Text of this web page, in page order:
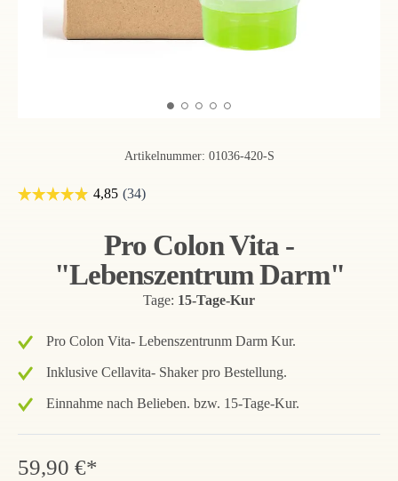
Artikelnummer: 01036-420-S
Pro Colon Vita -
"Lebenszentrum Darm"
Tage: 15-Tage-Kur
Pro Colon Vita- Lebenszentrunm Darm Kur.
Inklusive Cellavita- Shaker pro Bestellung.
Einnahme nach Belieben. bzw. 15-Tage-Kur.
59,90 €*